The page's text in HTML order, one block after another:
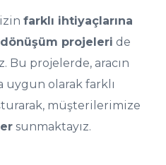
farklı ihtiyaçlarına
projeleri de
Bu projelerde, aracın
uygun olarak farklı
müşterilerimize
sunmaktayız.